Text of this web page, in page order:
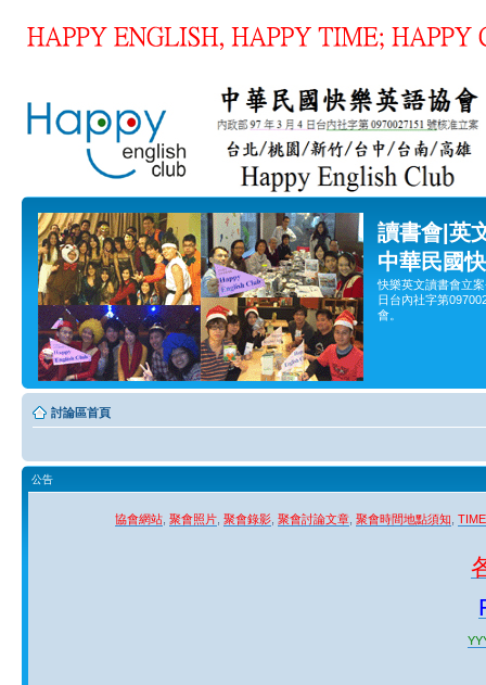
讀書會|英
中華民國
快樂英文讀書會立
日台內社字第
會。
討論區首頁
公告
協會網站 聚會照片 聚會錄影 聚會討論文章 聚會時間地點須知